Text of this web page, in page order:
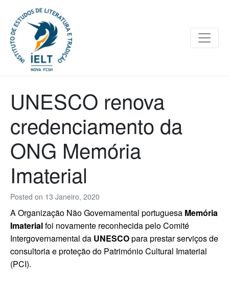
Posted on 13 Janeiro, 2020
UNESCO renova
credenciamento da
ONG Memória
Imaterial
A Organização Não Governamental portuguesa Memória
Imaterialfoi novamente reconhecida pelo Comité
Intergovernamental da UNESCOpara prestar serviços de
consultoria e proteção do Património Cultural Imaterial
(PCI).